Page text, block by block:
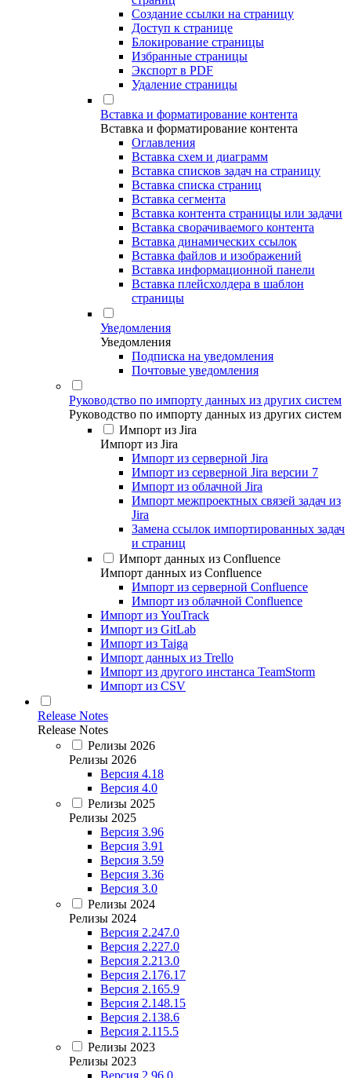
Создание ссылки на страницу
Доступ к странице
Блокирование страницы
Избранные страницы
Экспорт в PDF
Удаление страницы
Вставка и форматирование контента
Вставка и форматирование контента
Оглавления
Вставка схем и диаграмм
Вставка списков задач на страницу
Вставка списка страниц
Вставка сегмента
Вставка контента страницы или задачи
Вставка сворачиваемого контента
Вставка динамических ссылок
Вставка файлов и изображений
Вставка информационной панели
Вставка плейсхолдера в шаблон
страницы
Уведомления
Уведомления
Подписка на уведомления
Почтовые уведомления
Руководство по импорту данных из других систем
Руководство по импорту данных из других систем
Импорт из Jira
Импорт из Jira
Импорт из серверной Jira
Импорт из серверной Jira версии 7
Импорт из облачной Jira
Импорт межпроектных связей задач из
Jira
Замена ссылок импортированных задач
и страниц
Импорт данных из Confluence
Импорт данных из Confluence
Импорт из серверной Confluence
Импорт из облачной Confluence
Импорт из YouTrack
Импорт из GitLab
Импорт из Taiga
Импорт данных из Trello
Импорт из другого инстанса TeamStorm
Импорт из CSV
Release Notes
Release Notes
Релизы 2026
Релизы 2026
Версия 4.18
Версия 4.0
Релизы 2025
Релизы 2025
Версия 3.96
Версия 3.91
Версия 3.59
Версия 3.36
Версия 3.0
Релизы 2024
Релизы 2024
Версия 2.247.0
Версия 2.227.0
Версия 2.213.0
Версия 2.176.17
Версия 2.165.9
Версия 2.148.15
Версия 2.138.6
Версия 2.115.5
Релизы 2023
Релизы 2023